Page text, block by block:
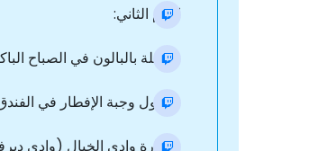
اليوم الثاني:
- رحلة بالبالون في الصباح
- تناول وجبة الإفطار في
- زيارة وادي الخيال (وادي